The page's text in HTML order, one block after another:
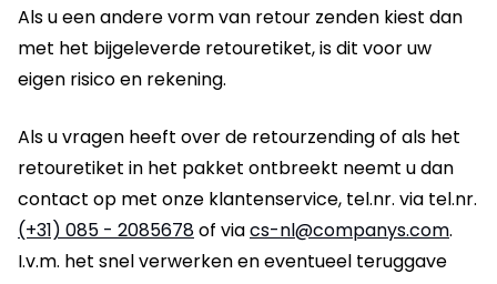
Als u een andere vorm van retour zenden kiest dan
met het bijgeleverde retouretiket, is dit voor uw
eigen risico en rekening.
Als u vragen heeft over de retourzending of als het
retouretiket in het pakket ontbreekt neemt u dan
contact op met onze klantenservice, tel.nr. via tel.nr.
(+31) 085 - 2085678of viacs-nl@companys.com.
I.v.m. het snel verwerken en eventueel teruggave